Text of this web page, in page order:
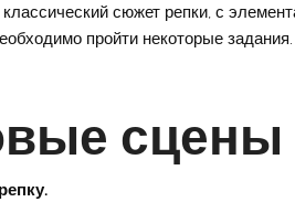
сюжет репки, с
пройти некоторые задания.
сцены